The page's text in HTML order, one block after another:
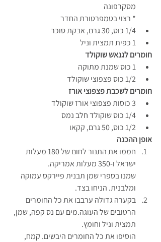
מסקרפונה
* רצוי בטמפרטורת החדר
1/4 כוס, 30 גרם, אבקת סוכר
1 כפית תמצית וניל
חומרים לגנאש שוקולד
1 כוס שמנת מתוקה
1/2 כוס פצפוצי שוקולד
חומרים לשכבת פצפוצי אורז
3 כוסות פצפוצי אורז שוקולד
1/4 כוס שוקולד חלב נמס
1/2 כוס, 50 גרם, קקאו
אופן ההכנה
חממו את התנור לחום של 180 מעלות
ישראל ו-350 מעלות אמריקה.
שמנו בספרי שמן תבנית פיירקס עמוקה
ומלבנית. הניחו בצד.
בקערה גדולה ערבבו את כל החומרים
הרטובים של העוגה.מים עם נס קפה, שמן,
תמצית וניל וחומץ.
הוסיפו את כל החומרים היבשים. קמח,